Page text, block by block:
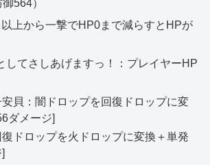
564）
上から一撃でHP0まで減らすとHPが
してさしあげますっ！：プレイヤーHP
貝：闇ドロップを回復ドロップに変
ダメージ]
ドロップを火ドロップに変換＋単発